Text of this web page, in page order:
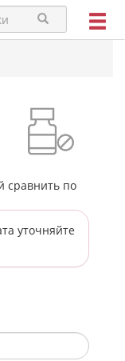
сравнить по
уточняйте